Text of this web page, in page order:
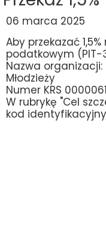
06 marca 2025
Aby przekazać
podatkowym (PIT-
Nazwa
Młodzieży
Numer KRS
W rubrykę "Cel
kod